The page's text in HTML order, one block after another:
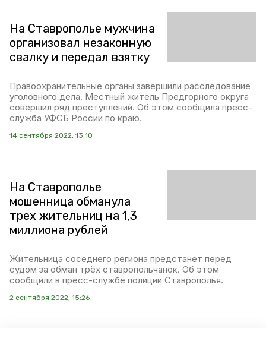
На Ставрополье мужчина
организовал незаконную
свалку и передал взятку
Правоохранительные органы завершили расследование
уголовного дела. Местный житель Предгорного округа
совершил ряд преступлений. Об этом сообщила пресс-
служба УФСБ России по краю.
14 сентября 2022, 13:10
На Ставрополье
мошенница обманула
трех жительниц на 1,3
миллиона рублей
Жительница соседнего региона предстанет перед
судом за обман трёх ставропольчанок. Об этом
сообщили в пресс-службе полиции Ставрополья.
2 сентября 2022, 15:26